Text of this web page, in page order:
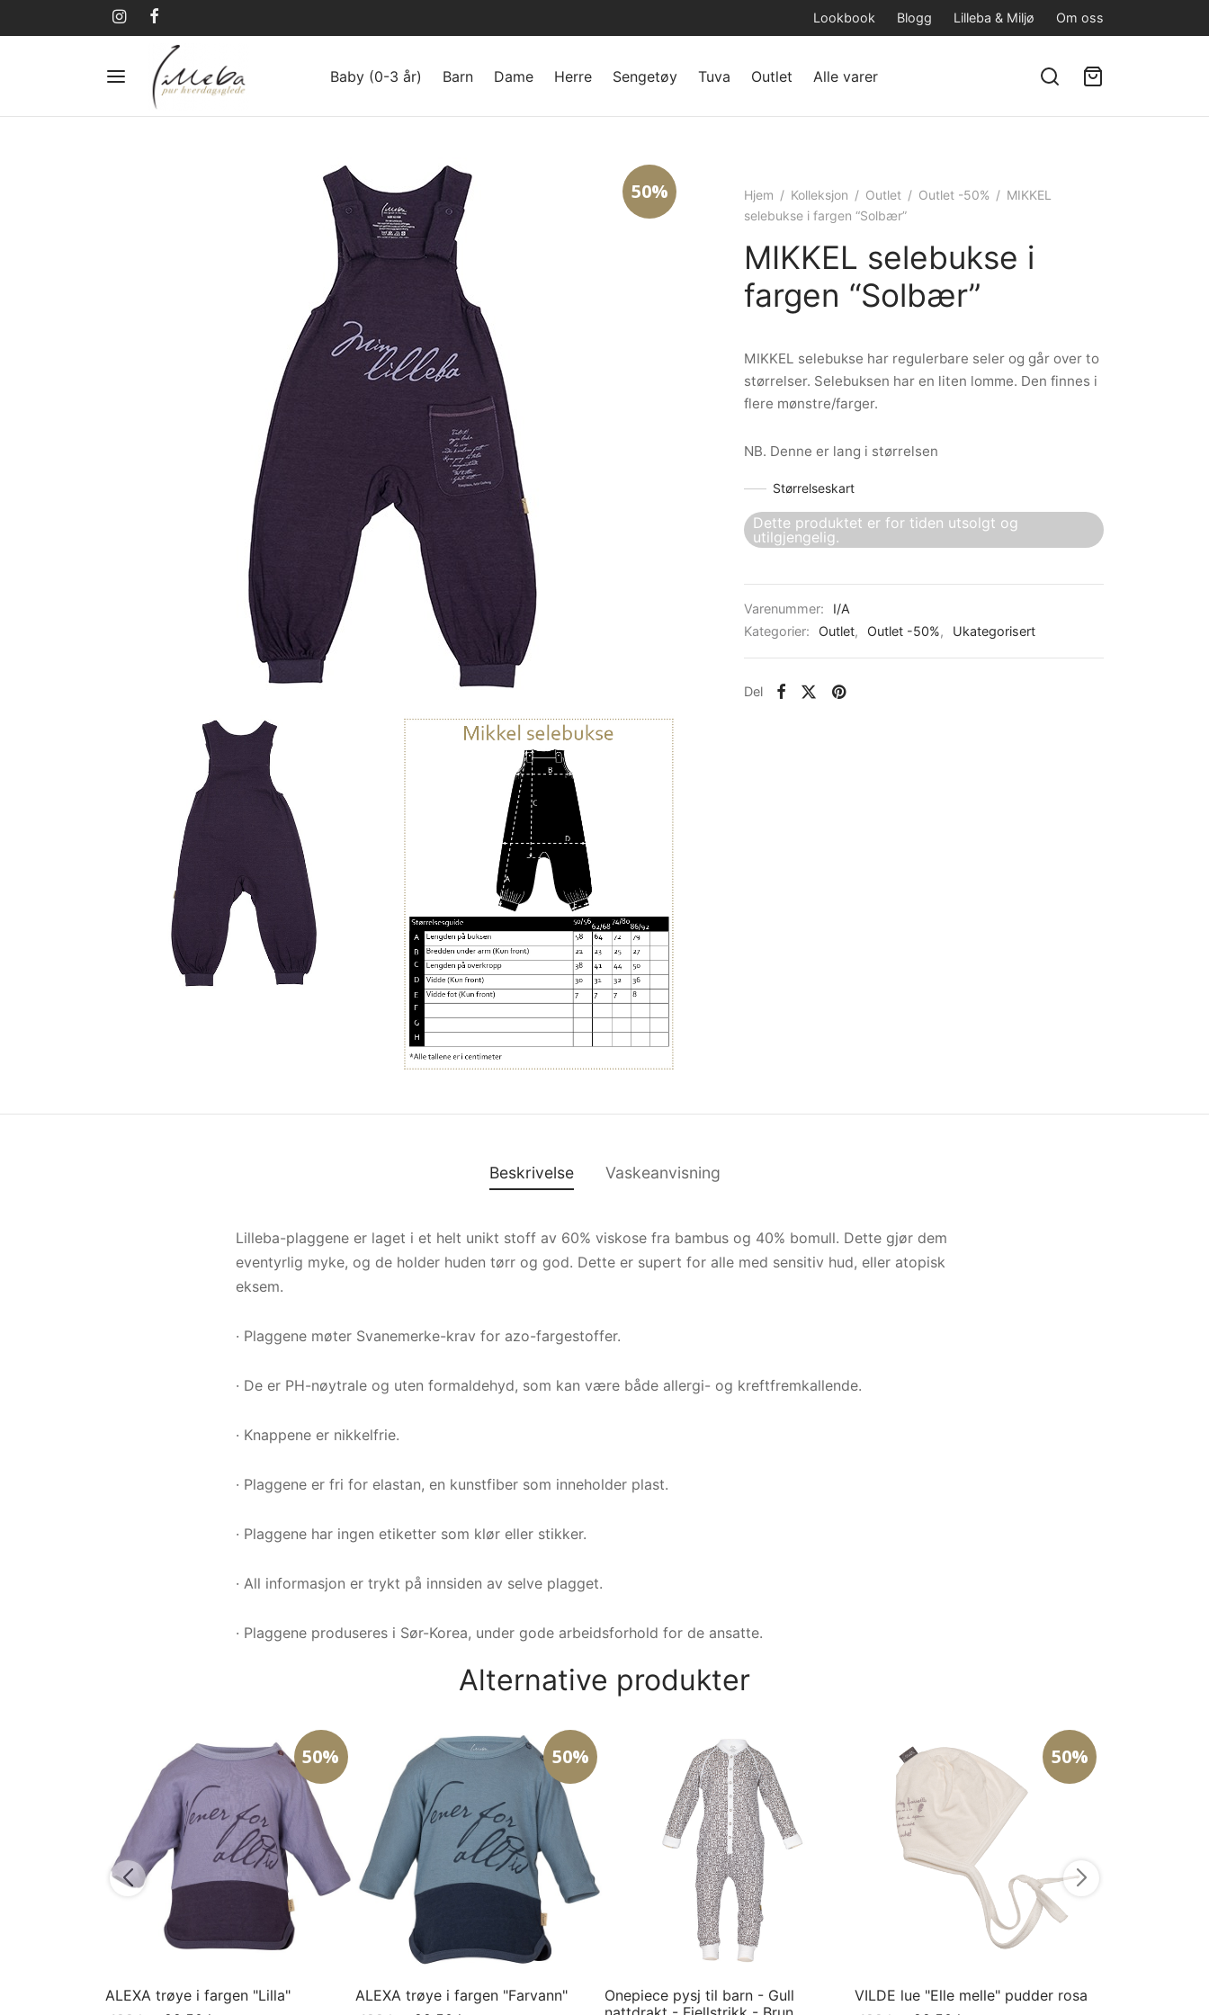
Lookbook Blogg Lilleba & Miljø Om oss
Baby (0-3 år) Barn Dame Herre Sengetøy Tuva Outlet Alle varer
50% Hjem / Kolleksjon / Outlet / Outlet -50% / MIKKEL
selebukse i fargen “Solbær”
MIKKEL selebukse i
fargen “Solbær”
MIKKEL selebukse har regulerbare seler og går over to
størrelser. Selebuksen har en liten lomme. Den finnes i
flere mønstre/farger.
NB. Denne er lang i størrelsen
Størrelseskart
Dette produktet er for tiden utsolgt og
utilgjengelig.
Varenummer:
I/A
Kategorier:
Outlet, Outlet -50%, Ukategorisert
Del
Beskrivelse Vaskeanvisning
Lilleba-plaggene er laget i et helt unikt stoff av 60% viskose fra bambus og 40% bomull. Dette gjør dem
eventyrlig myke, og de holder huden tørr og god. Dette er supert for alle med sensitiv hud, eller atopisk
eksem.
· Plaggene møter Svanemerke-krav for azo-fargestoffer.
· De er PH-nøytrale og uten formaldehyd, som kan være både allergi- og kreftfremkallende.
· Knappene er nikkelfrie.
· Plaggene er fri for elastan, en kunstfiber som inneholder plast.
· Plaggene har ingen etiketter som klør eller stikker.
· All informasjon er trykt på innsiden av selve plagget.
· Plaggene produseres i Sør-Korea, under gode arbeidsforhold for de ansatte.
Alternative produkter
50%
ALEXA trøye i fargen "Lilla"
50%
ALEXA trøye i fargen "Farvann"
Onepiece pysj til barn - Gull
50%
VILDE lue "Elle melle" pudder rosa